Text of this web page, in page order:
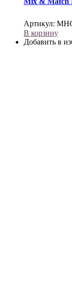
Артикул:
В корзину
Добавить в